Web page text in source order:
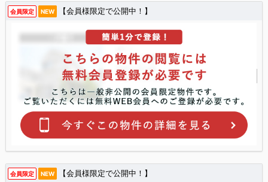
会員限定 NEW 【会員様限定で公開中！】
会員限定 NEW 【会員様限定で公開中！】